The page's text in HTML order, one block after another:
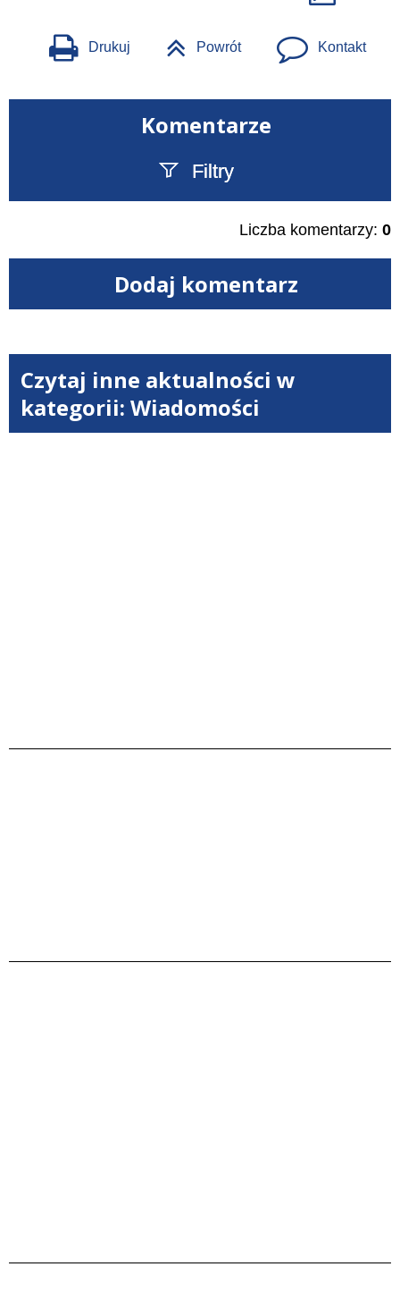
Drukuj Powrót Kontakt
Komentarze
Filtry
Liczba komentarzy: 0
Dodaj komentarz
Czytaj inne aktualności w
kategorii: Wiadomości